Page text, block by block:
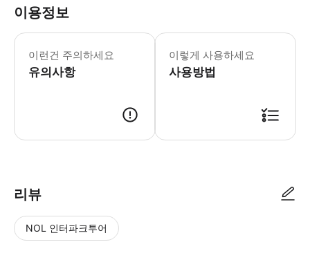
이용정보
이런건 주의하세요
유의사항
▶ 꼭 알아두세요 * 첫 방문일로부터 2
이렇게 사용하세요
사용방법
리뷰
NOL 인터파크투어